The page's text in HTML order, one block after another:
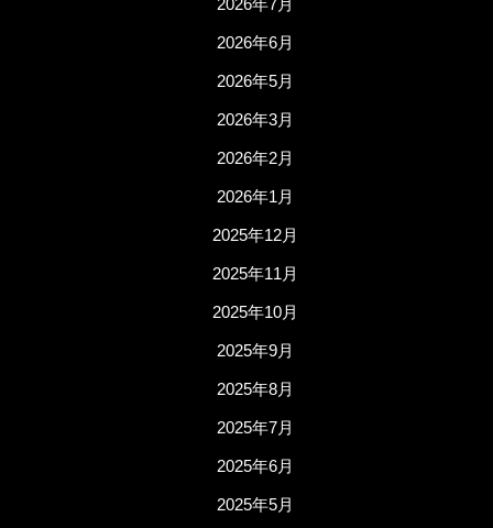
2026年7月
2026年6月
2026年5月
2026年3月
2026年2月
2026年1月
2025年12月
2025年11月
2025年10月
2025年9月
2025年8月
2025年7月
2025年6月
2025年5月